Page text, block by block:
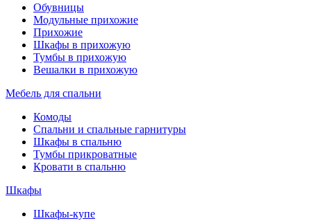
Обувницы
Модульные прихожие
Прихожие
Шкафы в прихожую
Тумбы в прихожую
Вешалки в прихожую
Мебель для спальни
Комоды
Спальни и спальные гарнитуры
Шкафы в спальню
Тумбы прикроватные
Кровати в спальню
Шкафы
Шкафы-купе